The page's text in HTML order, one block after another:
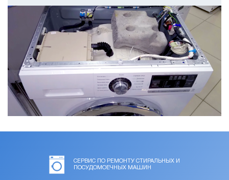
СЕРВИС ПО РЕМОНТУ СТИРАЛЬНЫХ И
ПОСУДОМОЕЧНЫХ МАШИН